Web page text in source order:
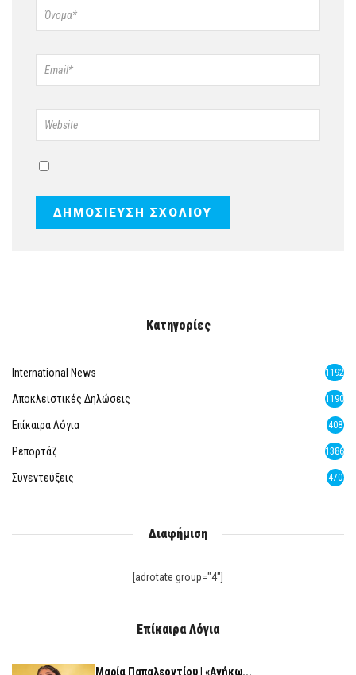
Κατηγορίες
International News 1192
Αποκλειστικές Δηλώσεις 1190
Επίκαιρα Λόγια 408
Ρεπορτάζ 1386
Συνεντεύξεις 470
Διαφήμιση
[adrotate group="4"]
Επίκαιρα Λόγια
Μαρία Παπαλεοντίου | «Ανήκω...